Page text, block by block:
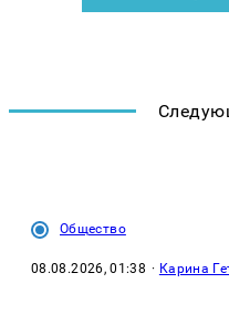
Общество
08.08.2026, 01:38 · Карина